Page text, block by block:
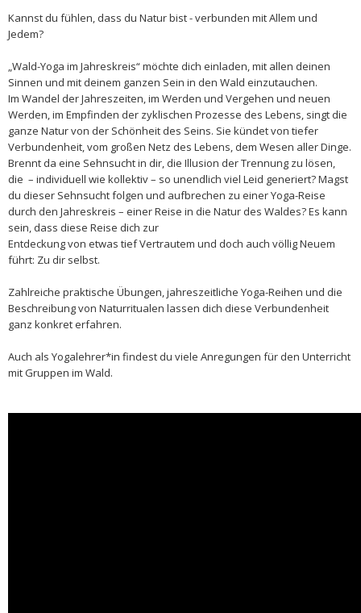
Kannst du fühlen, dass du Natur bist - verbunden mit Allem und
Jedem?
„Wald-Yoga im Jahreskreis“ möchte dich einladen, mit allen deinen
Sinnen und mit deinem ganzen Sein in den Wald einzutauchen.
Im Wandel der Jahreszeiten, im Werden und Vergehen und neuen
Werden, im Empfinden der zyklischen Prozesse des Lebens, singt die
ganze Natur von der Schönheit des Seins. Sie kündet von tiefer
Verbundenheit, vom großen Netz des Lebens, dem Wesen aller Dinge.
Brennt da eine Sehnsucht in dir, die Illusion der Trennung zu lösen,
die – individuell wie kollektiv – so unendlich viel Leid generiert? Magst
du dieser Sehnsucht folgen und aufbrechen zu einer Yoga-Reise
durch den Jahreskreis – einer Reise in die Natur des Waldes? Es kann
sein, dass diese Reise dich zur
Entdeckung von etwas tief Vertrautem und doch auch völlig Neuem
führt: Zu dir selbst.
Zahlreiche praktische Übungen, jahreszeitliche Yoga-Reihen und die
Beschreibung von Naturritualen lassen dich diese Verbundenheit
ganz konkret erfahren.
Auch als Yogalehrer*in findest du viele Anregungen für den Unterricht
mit Gruppen im Wald.